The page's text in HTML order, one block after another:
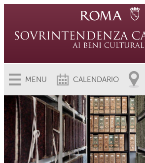
MENU CALENDARIO